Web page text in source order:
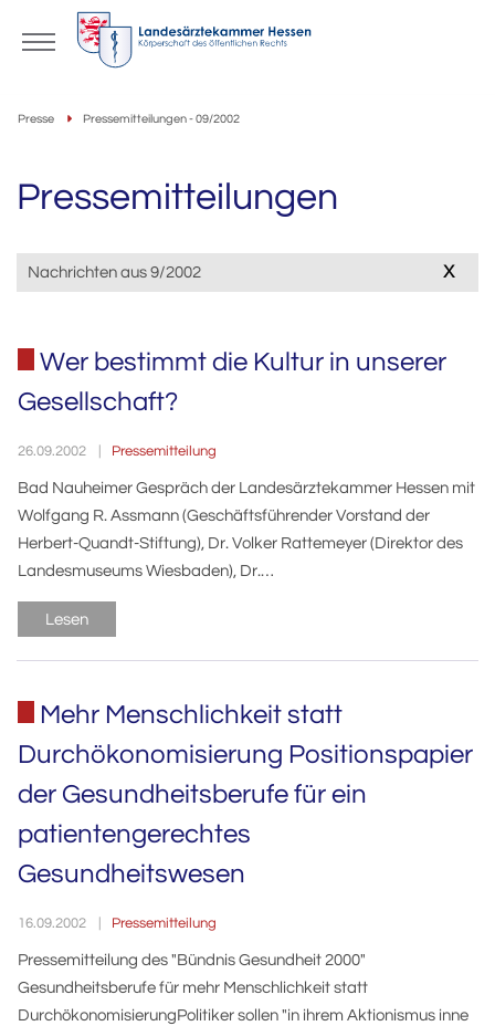
Presse Pressemitteilungen - 09/2002
Pressemitteilungen
Nachrichten aus 9/2002 x
Wer bestimmt die Kultur in unserer
Gesellschaft?
26.09.2002 Pressemitteilung
Bad Nauheimer Gespräch der Landesärztekammer Hessen mit
Wolfgang R. Assmann (Geschäftsführender Vorstand der
Herbert-Quandt-Stiftung), Dr. Volker Rattemeyer (Direktor des
Landesmuseums Wiesbaden), Dr.…
Lesen
Mehr Menschlichkeit statt
Durchökonomisierung Positionspapier
der Gesundheitsberufe für ein
patientengerechtes
Gesundheitswesen
16.09.2002 Pressemitteilung
Pressemitteilung des "Bündnis Gesundheit 2000"
Gesundheitsberufe für mehr Menschlichkeit statt
DurchökonomisierungPolitiker sollen "in ihrem Aktionismus inne